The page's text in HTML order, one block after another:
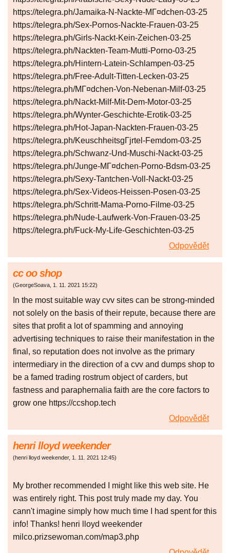
https://telegra.ph/Jamaika-N-Nackte-MГ¤dchen-03-25
https://telegra.ph/Sex-Pornos-Nackte-Frauen-03-25
https://telegra.ph/Girls-Nackt-Kein-Zeichen-03-25
https://telegra.ph/Nackten-Team-Mutti-Porno-03-25
https://telegra.ph/Hintern-Latein-Schlampen-03-25
https://telegra.ph/Free-Adult-Titten-Lecken-03-25
https://telegra.ph/MГ¤dchen-Von-Nebenan-Milf-03-25
https://telegra.ph/Nackt-Milf-Mit-Dem-Motor-03-25
https://telegra.ph/Wynter-Geschichte-Erotik-03-25
https://telegra.ph/Hot-Japan-Nackten-Frauen-03-25
https://telegra.ph/KeuschheitsgГјrtel-Femdom-03-25
https://telegra.ph/Schwanz-Und-Muschi-Nackt-03-25
https://telegra.ph/Junge-MГ¤dchen-Porno-Bdsm-03-25
https://telegra.ph/Sexy-Tantchen-Voll-Nackt-03-25
https://telegra.ph/Sex-Videos-Heissen-Posen-03-25
https://telegra.ph/Schritt-Mama-Porno-Filme-03-25
https://telegra.ph/Nude-Laufwerk-Von-Frauen-03-25
https://telegra.ph/Fuck-My-Life-Geschichten-03-25
Odpovědět
cc oo shop
(GeorgeSoava, 1. 11. 2021 15:22)
In the most suitable way cvv sites can be strong-minded
not solely on the basis of their repute, because there are
sites that profit a lot of spamming and annoying
advertising techniques to raise their manifestation in the
final, so reputation does not involve as the primary
intermediary in the direction of a cvv and dumps shop to
be a famed trading rostrum object of carders, but
fastness and paraphernalia faith are the core factors to
grow one https://ccshop.tech
Odpovědět
henri lloyd weekender
(henri lloyd weekender, 1. 11. 2021 12:45)
My brother recommended I might like this web site. He
was entirely right. This post truly made my day. You
cann't imagine simply how much time I had spent for this
info! Thanks! henri lloyd weekender
milco.prizsewoman.com/map3.php